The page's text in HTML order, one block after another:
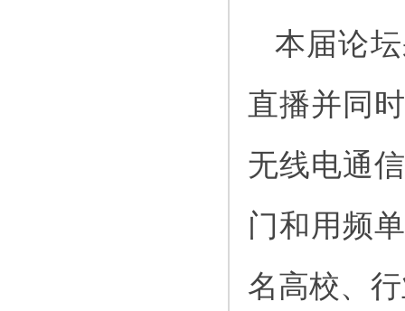
本届论
直播并同
无线电通
门和用频
名高校、